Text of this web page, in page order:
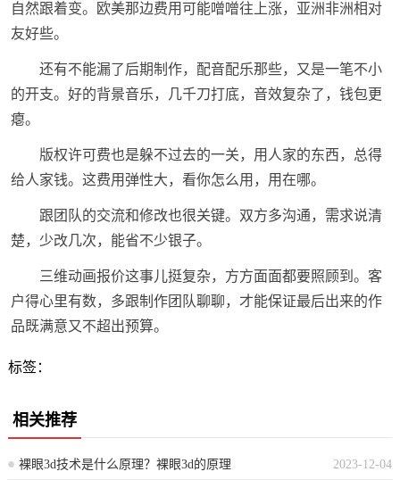
自然跟着变。欧美那边费用可能噌噌往上涨，亚洲非洲相对
友好些。
还有不能漏了后期制作，配音配乐那些，又是一笔不小
的开支。好的背景音乐，几千刀打底，音效复杂了，钱包更
瘪。
版权许可费也是躲不过去的一关，用人家的东西，总得
给人家钱。这费用弹性大，看你怎么用，用在哪。
跟团队的交流和修改也很关键。双方多沟通，需求说清
楚，少改几次，能省不少银子。
三维动画报价这事儿挺复杂，方方面面都要照顾到。客
户得心里有数，多跟制作团队聊聊，才能保证最后出来的作
品既满意又不超出预算。
标签：
相关推荐
2023-12-04
裸眼3d技术是什么原理？裸眼3d的原理